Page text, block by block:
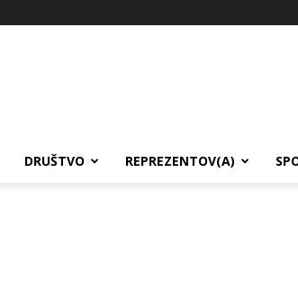
DRUŠTVO REPREZENTOV(A)